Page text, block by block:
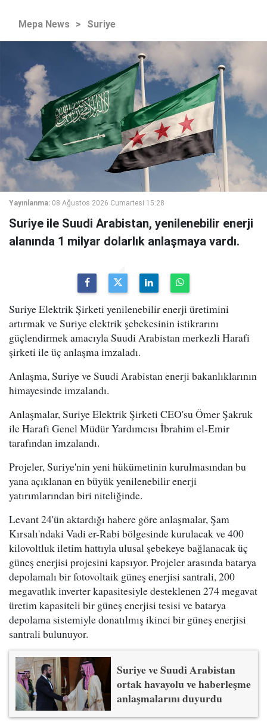
Mepa News > Suriye
Yayınlanma: 08 Ağustos 2026 Cumartesi 15:28
Suriye ile Suudi Arabistan, yenilenebilir enerji
alanında 1 milyar dolarlık anlaşmaya vardı.
Suriye Elektrik Şirketi yenilenebilir enerji üretimini
artırmak ve Suriye elektrik şebekesinin istikrarını
güçlendirmek amacıyla Suudi Arabistan merkezli Harafi
şirketi ile üç anlaşma imzaladı.
Anlaşma, Suriye ve Suudi Arabistan enerji bakanlıklarının
himayesinde imzalandı.
Anlaşmalar, Suriye Elektrik Şirketi CEO'su Ömer Şakruk
ile Harafi Genel Müdür Yardımcısı İbrahim el-Emir
tarafından imzalandı.
Projeler, Suriye'nin yeni hükümetinin kurulmasından bu
yana açıklanan en büyük yenilenebilir enerji
yatırımlarından biri niteliğinde.
Levant 24'ün aktardığı habere göre anlaşmalar, Şam
Kırsalı'ndaki Vadi er-Rabi bölgesinde kurulacak ve 400
kilovoltluk iletim hattıyla ulusal şebekeye bağlanacak üç
güneş enerjisi projesini kapsıyor. Projeler arasında batarya
depolamalı bir fotovoltaik güneş enerjisi santrali, 200
megavatlık inverter kapasitesiyle desteklenen 274 megavat
üretim kapasiteli bir güneş enerjisi tesisi ve batarya
depolama sistemiyle donatılmış ikinci bir güneş enerjisi
santrali bulunuyor.
Suriye ve Suudi Arabistan
ortak havayolu ve haberleşme
anlaşmalarını duyurdu